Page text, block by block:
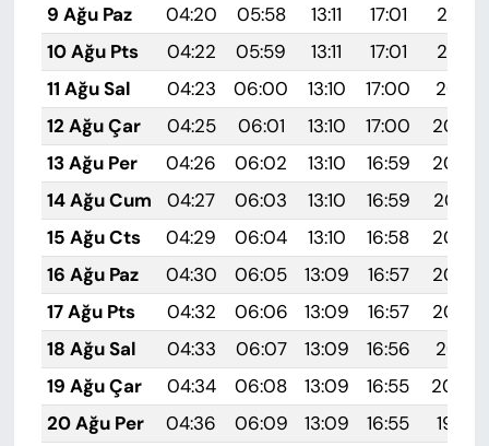
9 Ağu Paz
04:20 05:58 13:11 17:01
20:13
10 Ağu Pts
04:22 05:59 13:11 17:01
20:12
11 Ağu Sal
04:23 06:00 13:10 17:00
20:10
12 Ağu Çar
04:25 06:01 13:10 17:00
20:09
13 Ağu Per
04:26 06:02 13:10 16:59
20:08
14 Ağu Cum
04:27 06:03 13:10 16:59
20:07
15 Ağu Cts
04:29 06:04 13:10 16:58
20:05
16 Ağu Paz
04:30 06:05 13:09 16:57
20:04
17 Ağu Pts
04:32 06:06 13:09 16:57
20:03
18 Ağu Sal
04:33 06:07 13:09 16:56
20:01
19 Ağu Çar
04:34 06:08 13:09 16:55
20:00
20 Ağu Per
04:36 06:09 13:09 16:55
19:58